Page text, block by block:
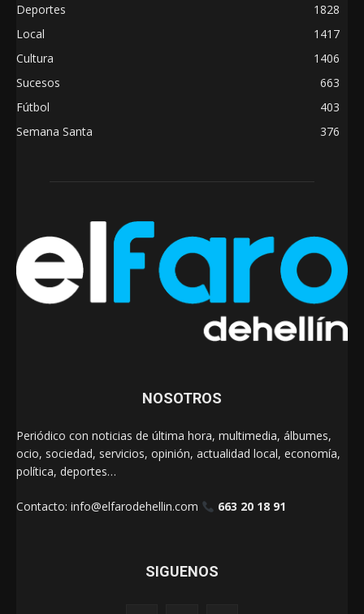
Deportes
1828
Local
1417
Cultura
1406
Sucesos
663
Fútbol
403
Semana Santa
376
NOSOTROS
Periódico con noticias de última hora, multimedia, álbumes,
ocio, sociedad, servicios, opinión, actualidad local, economía,
política, deportes…
Contacto: info@elfarodehellin.com 663 20 18 91
SIGUENOS